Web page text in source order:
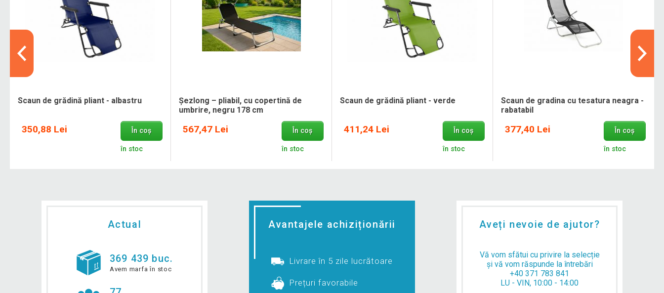
Scaun de grădină pliant - albastru
350,88 Lei În coș
în stoc
Șezlong – pliabil, cu copertină de
umbrire, negru 178 cm
567,47 Lei În coș
în stoc
Scaun de grădină pliant - verde
411,24 Lei În coș
în stoc
Scaun de gradina cu tesatura neagra -
rabatabil
377,40 Lei În coș
în stoc
Actual
369 439 buc.
Avem marfa în stoc
Avantajele achiziționării
Livrare în 5 zile lucrătoare
Prețuri favorabile
Aveți nevoie de ajutor?
Vă vom sfătui cu privire la selecție
și vă vom răspunde la întrebări
+40 371 783 841
LU - VIN, 10:00 - 14:00